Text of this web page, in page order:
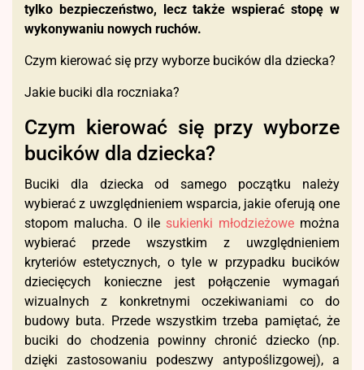
tylko bezpieczeństwo, lecz także wspierać stopę w
wykonywaniu nowych ruchów.
Czym kierować się przy wyborze bucików dla dziecka?
Jakie buciki dla roczniaka?
Czym kierować się przy wyborze
bucików dla dziecka?
Buciki dla dziecka od samego początku należy
wybierać z uwzględnieniem wsparcia, jakie oferują one
stopom malucha. O ile sukienki młodzieżowe można
wybierać przede wszystkim z uwzględnieniem
kryteriów estetycznych, o tyle w przypadku bucików
dziecięcych konieczne jest połączenie wymagań
wizualnych z konkretnymi oczekiwaniami co do
budowy buta. Przede wszystkim trzeba pamiętać, że
buciki do chodzenia powinny chronić dziecko (np.
dzięki zastosowaniu podeszwy antypoślizgowej), a